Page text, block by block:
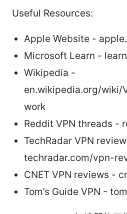
Useful Resources:
Apple Website -
Microsoft Learn -
Wikipedia -
en.wikipedia.org/wiki/
work
Reddit VPN threads -
TechRadar VPN
techradar.com/vpn-
CNET VPN reviews -
Tom’s Guide VPN -